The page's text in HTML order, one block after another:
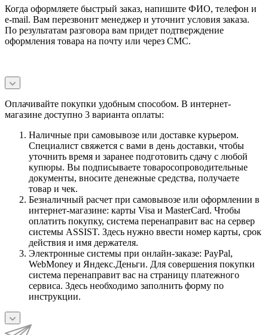
Когда оформляете быстрый заказ, напишите ФИО, телефон и
e-mail. Вам перезвонит менеджер и уточнит условия заказа.
По результатам разговора вам придет подтверждение
оформления товара на почту или через СМС.
Оплачивайте покупки удобным способом. В интернет-
магазине доступно 3 варианта оплаты:
Наличные при самовывозе или доставке курьером.
Специалист свяжется с вами в день доставки, чтобы
уточнить время и заранее подготовить сдачу с любой
купюры. Вы подписываете товаросопроводительные
документы, вносите денежные средства, получаете
товар и чек.
Безналичный расчет при самовывозе или оформлении в
интернет-магазине: карты Visa и MasterCard. Чтобы
оплатить покупку, система перенаправит вас на сервер
системы ASSIST. Здесь нужно ввести номер карты, срок
действия и имя держателя.
Электронные системы при онлайн-заказе: PayPal,
WebMoney и Яндекс.Деньги. Для совершения покупки
система перенаправит вас на страницу платежного
сервиса. Здесь необходимо заполнить форму по
инструкции.